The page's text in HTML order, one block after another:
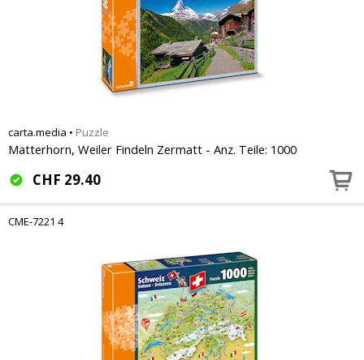
carta.media • Puzzle
Matterhorn, Weiler Findeln Zermatt - Anz. Teile: 1000
CHF 29.40
CME-7221 4